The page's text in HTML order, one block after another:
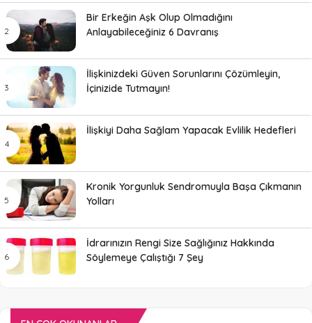
Bir Erkeğin Aşk Olup Olmadığını
Anlayabileceğiniz 6 Davranış
İlişkinizdeki Güven Sorunlarını Çözümleyin,
İçinizide Tutmayın!
İlişkiyi Daha Sağlam Yapacak Evlilik Hedefleri
Kronik Yorgunluk Sendromuyla Başa Çıkmanın
Yolları
İdrarınızın Rengi Size Sağlığınız Hakkında
Söylemeye Çalıştığı 7 Şey